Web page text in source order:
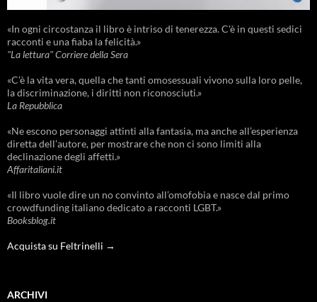
«In ogni circostanza il libro è intriso di tenerezza. C'è in questi sedici
racconti e una fiaba la felicità.»
"La lettura" Corriere della Sera
«C’è la vita vera, quella che tanti omosessuali vivono sulla loro pelle,
la discriminazione, i diritti non riconosciuti.»
La Repubblica
«Ne escono personaggi attinti alla fantasia, ma anche all’esperienza
diretta dell’autore, per mostrare che non ci sono limiti alla
declinazione degli affetti.»
Affaritaliani.it
«Il libro vuole dire un no convinto all’omofobia e nasce dal primo
crowdfunding italiano dedicato a racconti LGBT.»
Booksblog.it
Acquista su Feltrinelli →
ARCHIVI